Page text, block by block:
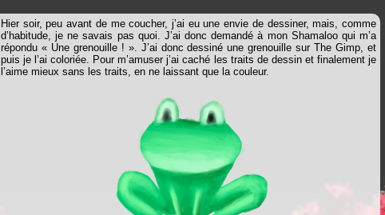
Hier soir, peu avant de me coucher, j’ai eu une envie de dessiner, mais, comme
d’habitude, je ne savais pas quoi. J’ai donc demandé à mon Shamaloo qui m’a
répondu « Une grenouille ! ». J’ai donc dessiné une grenouille sur The Gimp, et
puis je l’ai coloriée. Pour m’amuser j’ai caché les traits de dessin et finalement je
l’aime mieux sans les traits, en ne laissant que la couleur.